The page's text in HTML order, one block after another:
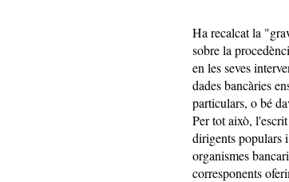
Ha recalcat la
sobre la
en les seves
dades bancàries
particulars, o bé
Per tot això,
dirigents populars
organismes
corresponents